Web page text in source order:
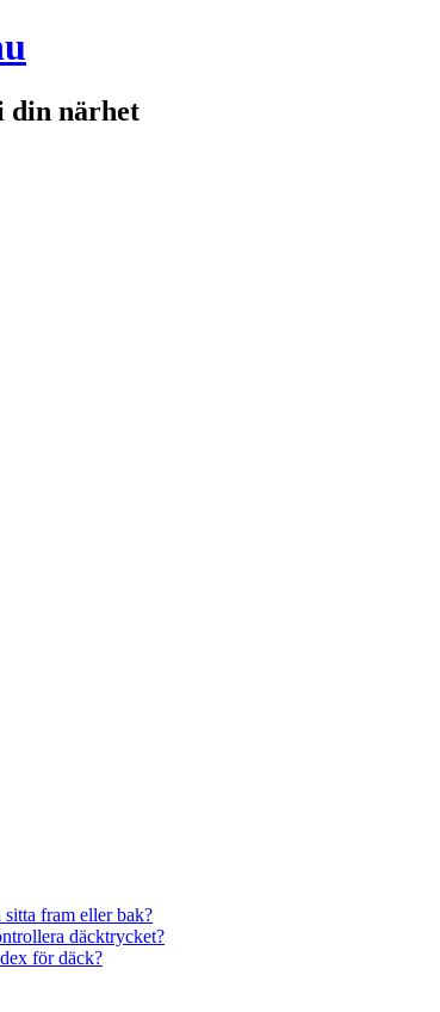
din närhet
sitta fram eller bak?
däcktrycket?
för däck?